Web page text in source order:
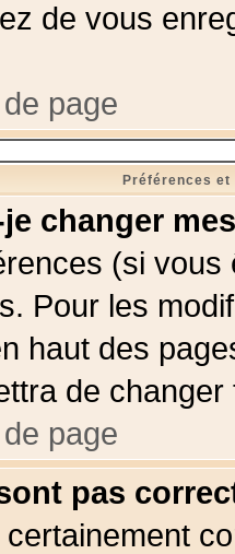
de vous
page
Préférences
changer
(si
Pour les
haut des
de
page
pas